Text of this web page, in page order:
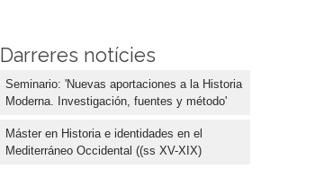
Darreres notícies
Seminario: 'Nuevas aportaciones a la Historia
Moderna. Investigación, fuentes y método'
Máster en Historia e identidades en el
Mediterráneo Occidental ((ss XV-XIX)